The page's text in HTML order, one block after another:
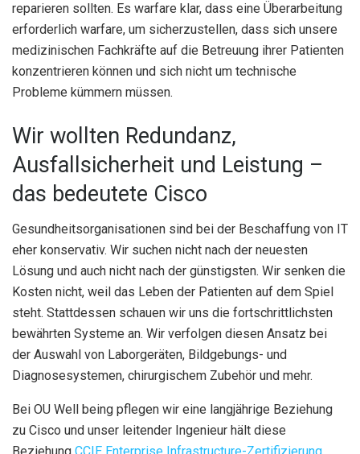
reparieren sollten. Es warfare klar, dass eine Überarbeitung
erforderlich warfare, um sicherzustellen, dass sich unsere
medizinischen Fachkräfte auf die Betreuung ihrer Patienten
konzentrieren können und sich nicht um technische
Probleme kümmern müssen.
Wir wollten Redundanz,
Ausfallsicherheit und Leistung –
das bedeutete Cisco
Gesundheitsorganisationen sind bei der Beschaffung von IT
eher konservativ. Wir suchen nicht nach der neuesten
Lösung und auch nicht nach der günstigsten. Wir senken die
Kosten nicht, weil das Leben der Patienten auf dem Spiel
steht. Stattdessen schauen wir uns die fortschrittlichsten
bewährten Systeme an. Wir verfolgen diesen Ansatz bei
der Auswahl von Laborgeräten, Bildgebungs- und
Diagnosesystemen, chirurgischem Zubehör und mehr.
Bei OU Well being pflegen wir eine langjährige Beziehung
zu Cisco und unser leitender Ingenieur hält diese